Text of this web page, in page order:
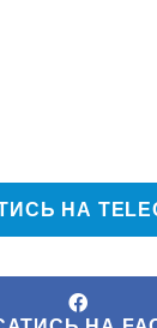
НА